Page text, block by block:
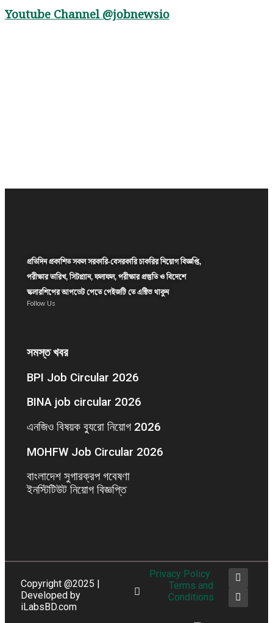
Youtube Channel @jobnewsio
প্রতিদিন প্রকাশিত সকল সরকারি-বেসরকারি চাকরির নিয়োগ বিজ্ঞপ্তি,
পরীক্ষার তারিখ, সিটপ্ল্যান, ফলাফল, পরীক্ষার প্রস্তুতি ও বিদেশে
স্কলারশিপের আপডেট পেতে পেইজটি তে এক্টিভ থাকুন
Follow Us
সমস্ত খবর
BPI Job Circular 2026
BINA job circular 2026
এনজিও বিষয়ক ব্যুরো নিয়োগ 2026
MOHFW Job Circular 2026
বাংলাদেশ সুগারক্রপ গবেষণা
ইনস্টিটিউট নিয়োগ বিজ্ঞপ্তি
Copyright @2025 |
Developed by
iLabsBD.com
Privacy Policy
Terms and
Conditions